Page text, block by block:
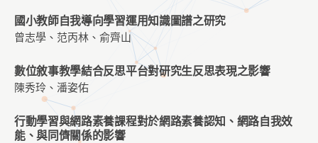
國小教師自我導向學習運用知識圖譜之研究
曾志學、范丙林、俞齊山
數位敘事教學結合反思平台對研究生反思表現之影響
陳秀玲、潘姿佑
行動學習與網路素養課程對於網路素養認知、網路自我效
能、與同儕關係的影響